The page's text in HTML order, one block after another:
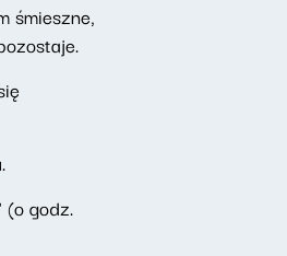
śmieszne,
(o godz.